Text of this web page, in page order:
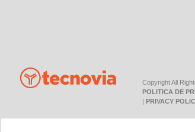
Copyright All
POLITICA DE
| PRIVACY